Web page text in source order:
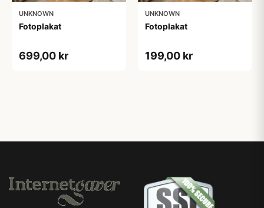
UNKNOWN
Fotoplakat
699,00 kr
UNKNOWN
Fotoplakat
199,00 kr